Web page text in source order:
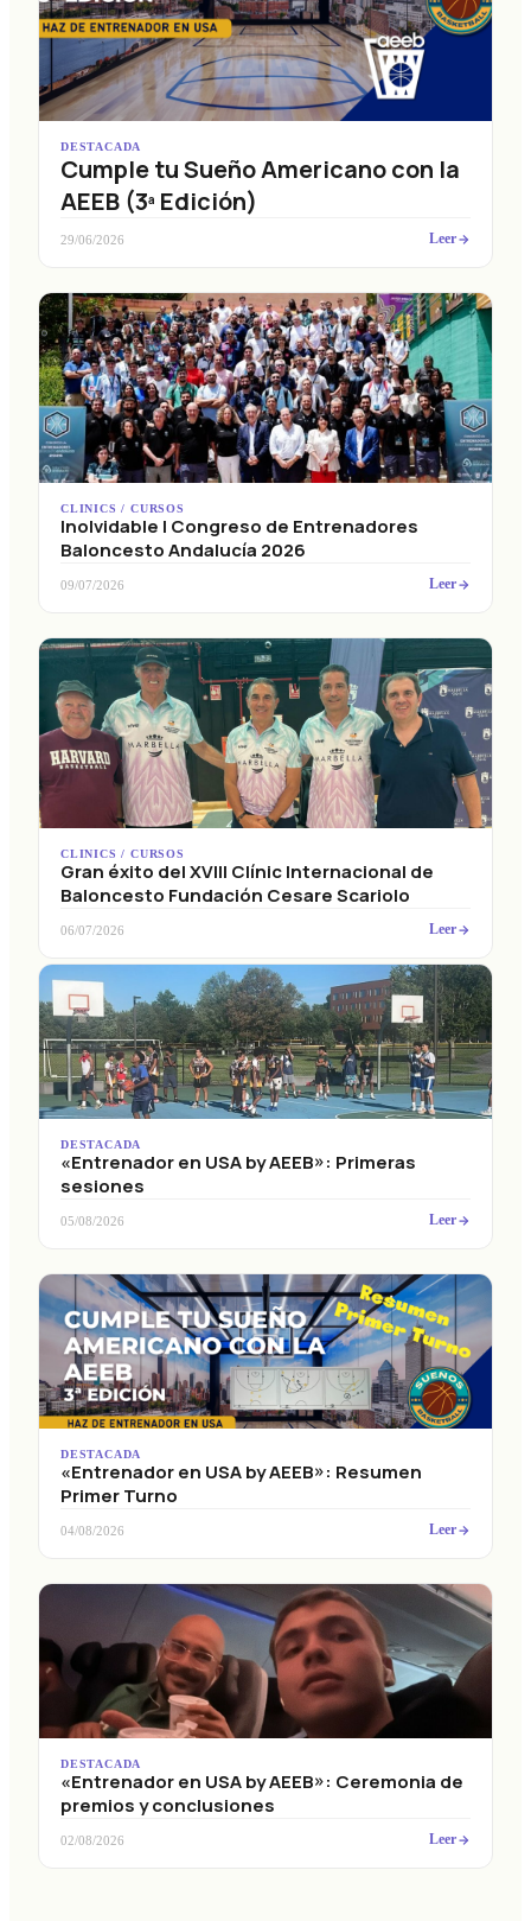
DESTACADA
Cumple tu Sueño Americano con la
AEEB (3ª Edición)
29/06/2026 Leer
CLINICS / CURSOS
Inolvidable I Congreso de Entrenadores
Baloncesto Andalucía 2026
09/07/2026 Leer
CLINICS / CURSOS
Gran éxito del XVIII Clínic Internacional de
Baloncesto Fundación Cesare Scariolo
06/07/2026 Leer
DESTACADA
«Entrenador en USA by AEEB»: Primeras
sesiones
05/08/2026 Leer
DESTACADA
«Entrenador en USA by AEEB»: Resumen
Primer Turno
04/08/2026 Leer
DESTACADA
«Entrenador en USA by AEEB»: Ceremonia de
premios y conclusiones
02/08/2026 Leer